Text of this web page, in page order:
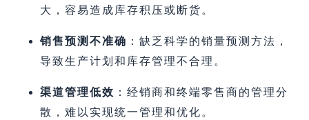
大，容易造成库存积压或断货。
销售预测不准确 ：缺乏科学的销量预测方法，
导致生产计划和库存管理不合理。
渠道管理低效 ：经销商和终端零售商的管理分
散，难以实现统一管理和优化。